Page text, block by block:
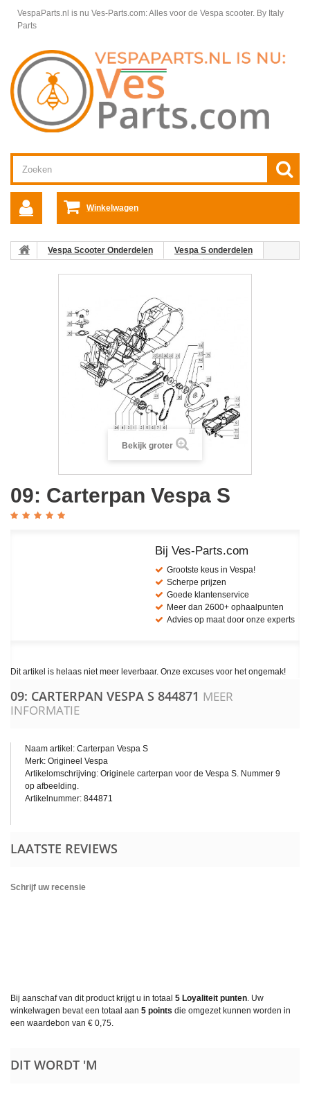
VespaParts.nl is nu Ves-Parts.com: Alles voor de Vespa scooter. By Italy
Parts
Winkelwagen
Vespa Scooter Onderdelen
Vespa S onderdelen
Bekijk groter
09: Carterpan Vespa S
Bij Ves-Parts.com
Grootste keus in Vespa!
Scherpe prijzen
Goede klantenservice
Meer dan 2600+ ophaalpunten
Advies op maat door onze experts
Dit artikel is helaas niet meer leverbaar. Onze excuses voor het ongemak!
09: CARTERPAN VESPA S 844871 MEER
INFORMATIE
Naam artikel: Carterpan Vespa S
Merk: Origineel Vespa
Artikelomschrijving: Originele carterpan voor de Vespa S. Nummer 9
op afbeelding.
Artikelnummer: 844871
LAATSTE REVIEWS
Schrijf uw recensie
Bij aanschaf van dit product krijgt u in totaal 5 Loyaliteit punten. Uw
winkelwagen bevat een totaal aan 5 points die omgezet kunnen worden in
een waardebon van € 0,75.
DIT WORDT 'M